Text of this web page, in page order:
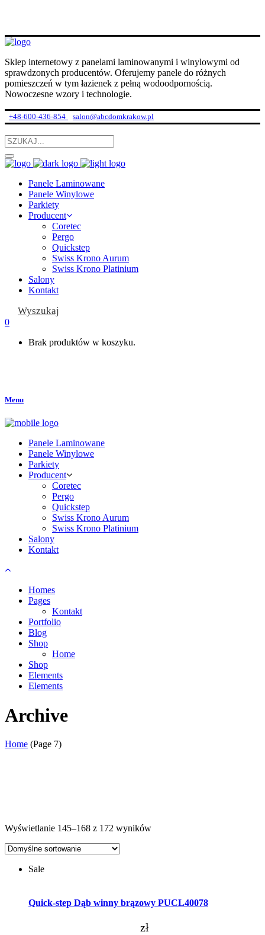
Sklep internetowy z panelami laminowanymi i winylowymi od
sprawdzonych producentów. Oferujemy panele do różnych
pomieszczeń w tym łazienek z pełną wodoodpornością.
Nowoczesne wzory i technologie.
+48-600-436-854 salon@abcdomkrakow.pl
Panele Laminowane
Panele Winylowe
Parkiety
Producent
Coretec
Pergo
Quickstep
Swiss Krono Aurum
Swiss Krono Platinium
Salony
Kontakt
Wyszukaj
0
Brak produktów w koszyku.
Menu
Panele Laminowane
Panele Winylowe
Parkiety
Producent
Coretec
Pergo
Quickstep
Swiss Krono Aurum
Swiss Krono Platinium
Salony
Kontakt
Homes
Pages
Kontakt
Portfolio
Blog
Shop
Home
Shop
Elements
Elements
Archive
Home (Page 7)
Wyświetlanie 145–168 z 172 wyników
Sale
Quick-step Dąb winny brązowy PUCL40078
zł